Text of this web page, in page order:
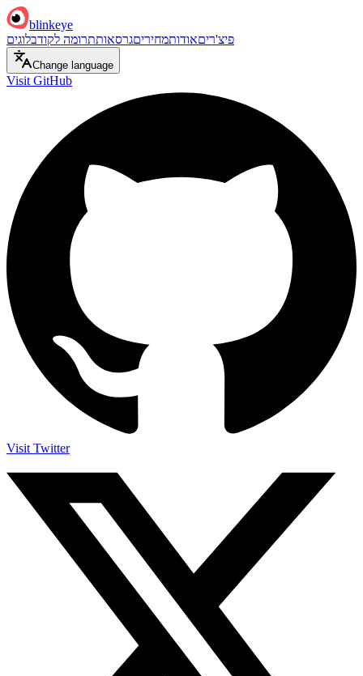
blinkeye
פיצ'ריםאודותמחיריםגרסאותתרומה לקודבלוגים
Change language
Visit GitHub
Visit Twitter